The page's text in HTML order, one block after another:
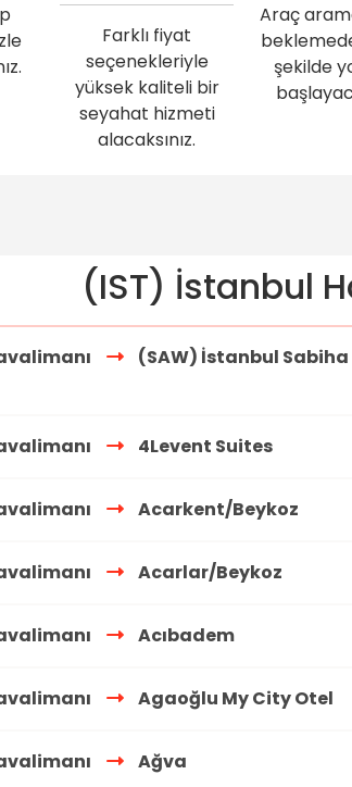
Farklı fiyat
seçenekleriyle
yüksek kaliteli bir
seyahat hizmeti
alacaksınız.
Araç
şekilde
(IST) İstanbul
(SAW) İstanbul Sabiha
4Levent Suites
Acarkent/Beykoz
Acarlar/Beykoz
Acıbadem
Agaoğlu My City Otel
Ağva